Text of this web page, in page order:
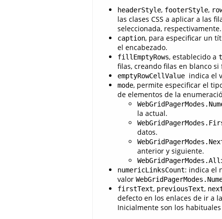
headerStyle, footerStyle,
las clases CSS a aplicar a las
seleccionada, respectivamente.
caption, para especificar un
el encabezado.
fillEmptyRows, establecido a
filas, creando filas en blanco
emptyRowCellValue indica el
mode, permite especificar el
de elementos de la
la actual.
datos.
anterior y siguiente.
WebGridPagerModes.All
numericLinksCount: indica el
valor
firstText, previousText,
defecto en los enlaces de ir a
Inicialmente son los habituales